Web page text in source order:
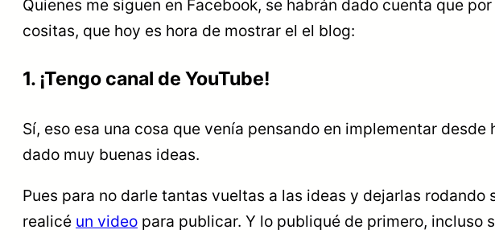
Quienes me siguen en Facebook, se habrán dado cuenta que
cositas, que hoy es hora de mostrar el el blog:
1. ¡Tengo canal de YouTube!
Sí, eso esa una cosa que venía pensando en implementar
dado muy buenas ideas.
Pues para no darle tantas vueltas a las ideas y dejarlas
realicé un video para publicar. Y lo publiqué de primero, incluso